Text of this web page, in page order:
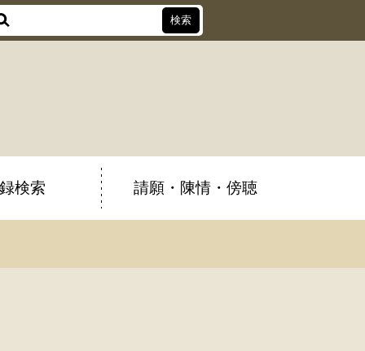
検索 請願・陳情・傍聴